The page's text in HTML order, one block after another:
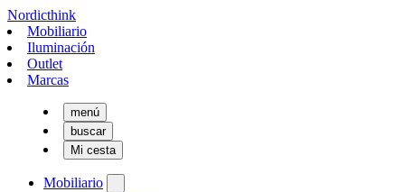
Nordicthink
Mobiliario
Iluminación
Outlet
Marcas
menú
buscar
Mi cesta
Mobiliario